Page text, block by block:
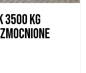
3500 KG